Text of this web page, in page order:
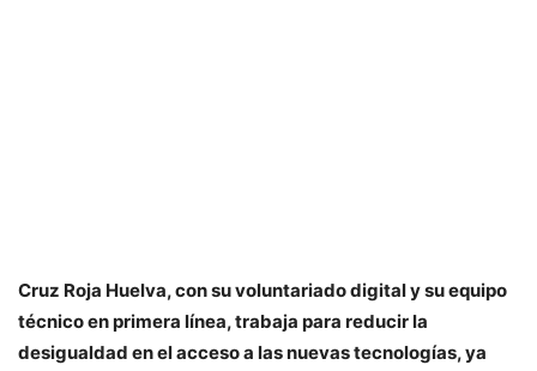
Cruz Roja Huelva, con su voluntariado digital y su equipo
técnico en primera línea, trabaja para reducir la
desigualdad en el acceso a las nuevas tecnologías, ya